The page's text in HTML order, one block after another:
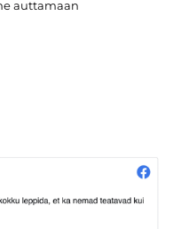
auttamaan